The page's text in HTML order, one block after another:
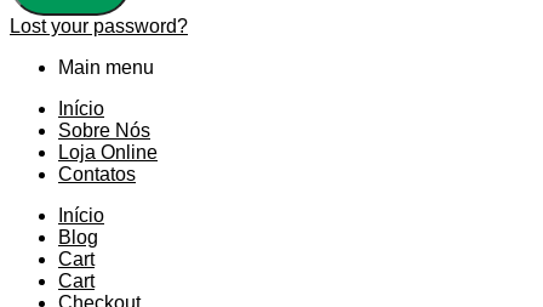
Lost your password?
Main menu
Início
Sobre Nós
Loja Online
Contatos
Início
Blog
Cart
Cart
Checkout